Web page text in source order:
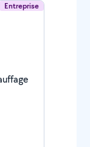
Entreprise